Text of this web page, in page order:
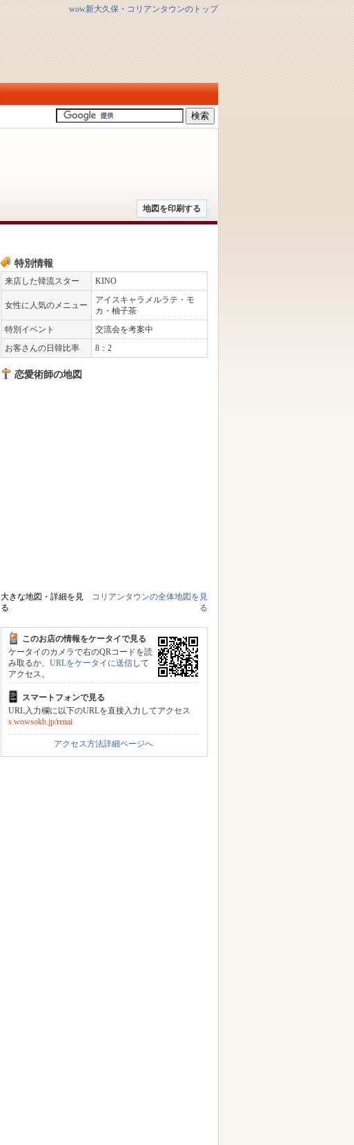
wow新大久保・コリアンタウンのトップ
地図を印刷する
特別情報
来店した韓流スター KINO
女性に人気のメニュー
アイスキャラメルラテ・モ
カ・柚子茶
特別イベント
交流会を考案中
お客さんの日韓比率
8：2
恋愛術師の地図
大きな地図・詳細を見
る
コリアンタウンの全体地図を見
る
このお店の情報をケータイで見る
ケータイのカメラで右のQRコードを読
み取るか、 URLをケータイに送信して
アクセス。
スマートフォンで見る
URL入力欄に以下のURLを直接入力してアクセス
s.wowsokb.jp/renai
アクセス方法詳細ページへ